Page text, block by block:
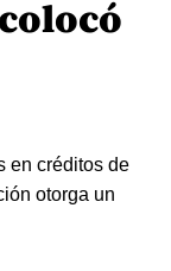
en créditos de
otorga un